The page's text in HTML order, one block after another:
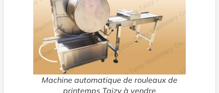
Machine automatique de rouleaux de
printemps Taizy à vendre